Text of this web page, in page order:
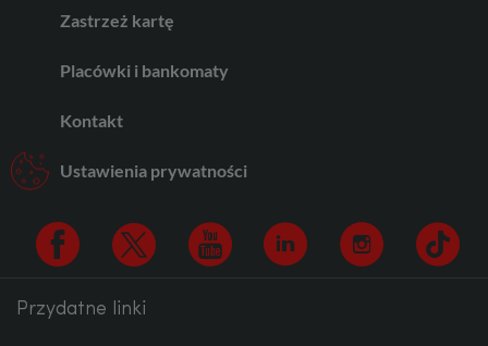
HUF
Zastrzeż kartę
Placówki i bankomaty
Kontakt
Ustawienia prywatności
FacebookTwitter
Przydatne linki